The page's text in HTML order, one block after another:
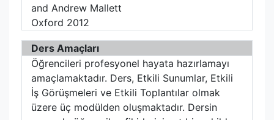
and Andrew Mallett
Oxford 2012
Ders Amaçları
Öğrencileri profesyonel hayata hazırlamayı
amaçlamaktadır. Ders, Etkili Sunumlar, Etkili
İş Görüşmeleri ve Etkili Toplantılar olmak
üzere üç modülden oluşmaktadır. Dersin